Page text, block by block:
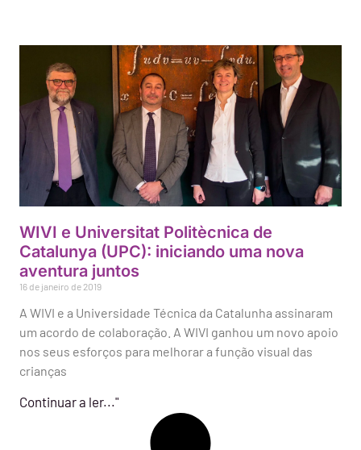
WIVI e Universitat Politècnica de
Catalunya (UPC): iniciando uma nova
aventura juntos
16 de janeiro de 2019
A WIVI e a Universidade Técnica da Catalunha assinaram
um acordo de colaboração. A WIVI ganhou um novo apoio
nos seus esforços para melhorar a função visual das
crianças
Continuar a ler..."